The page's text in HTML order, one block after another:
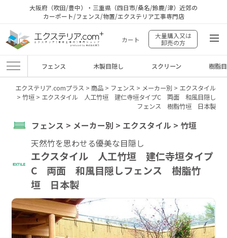
大阪府（吹田/豊中）・三重県（四日市/桑名/鈴鹿/津）近郊の
カーポート/フェンス/物置/エクステリア工事専門店
カート
大量購入又は
卸売の方
フェンス 木製目隠し スクリーン 樹脂
エクステリア.comプラス > 商品> フェンス > メーカー別 > エクスタイル
> 竹垣> エクスタイル 人工竹垣 建仁寺垣タイプC 両面 和風目隠し
フェンス 樹脂竹垣 日本製
フェンス > メーカー別 > エクスタイル > 竹垣
天然竹を思わせる優美な目隠し
エクスタイル 人工竹垣 建仁寺垣タイプ
C 両面 和風目隠しフェンス 樹脂竹
垣 日本製